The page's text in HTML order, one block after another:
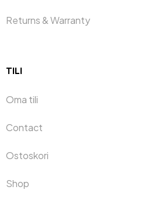
Returns & Warranty
TILI
Oma tili
Contact
Ostoskori
Shop